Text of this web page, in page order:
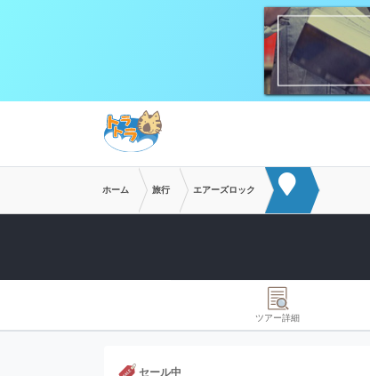
ホーム 旅行 エアーズロック
ツアー詳細
セール中